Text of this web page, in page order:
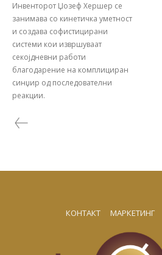
Инвенторот Џозеф Хершер се
занимава со кинетичка уметност
и создава софистицирани
системи кои извршуваат
секојдневни работи
благодарение на комплициран
синџир од последователни
реакции.
КОНТАКТ МАРКЕТИНГ